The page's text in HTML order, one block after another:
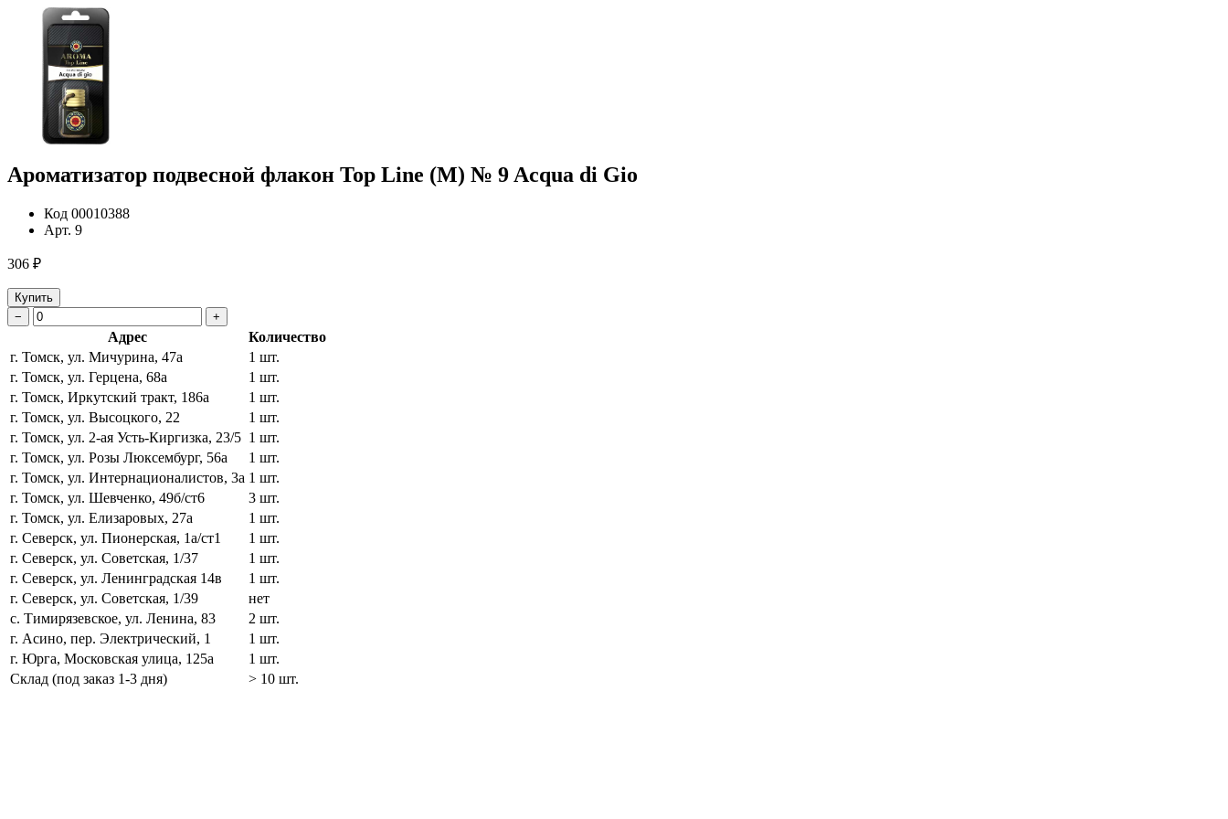
Ароматизатор подвесной флакон Top Line (М) № 9 Acqua di Gio
Код 00010388
Арт. 9
306 ₽
Купить
−
+
Адрес
Количество
г. Томск, ул. Мичурина, 47а
1 шт.
г. Томск, ул. Герцена, 68а
1 шт.
г. Томск, Иркутский тракт, 186а
1 шт.
г. Томск, ул. Высоцкого, 22
1 шт.
г. Томск, ул. 2-ая Усть-Киргизка, 23/5 1 шт.
г. Томск, ул. Розы Люксембург, 56а
1 шт.
г. Томск, ул. Интернационалистов, 3а 1 шт.
г. Томск, ул. Шевченко, 49б/ст6
3 шт.
г. Томск, ул. Елизаровых, 27а
1 шт.
г. Северск, ул. Пионерская, 1а/ст1
1 шт.
г. Северск, ул. Советская, 1/37
1 шт.
г. Северск, ул. Ленинградская 14в
1 шт.
г. Северск, ул. Советская, 1/39
нет
с. Тимирязевское, ул. Ленина, 83
2 шт.
г. Асино, пер. Электрический, 1
1 шт.
г. Юрга, Московская улица, 125а
1 шт.
Склад (под заказ 1-3 дня)
> 10 шт.